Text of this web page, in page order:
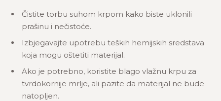
Čistite torbu suhom krpom kako biste uklonili
prašinu i nečistoće.
Izbjegavajte upotrebu teških hemijskih sredstava
koja mogu oštetiti materijal.
Ako je potrebno, koristite blago vlažnu krpu za
tvrdokornije mrlje, ali pazite da materijal ne bude
natopljen.